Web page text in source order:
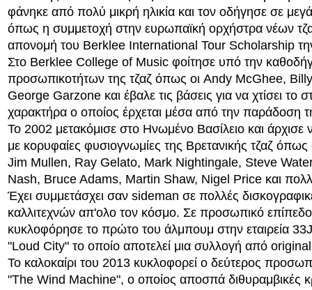
φάνηκε από πολύ μικρή ηλικία και τον οδήγησε σε
όπως η συμμετοχή στην ευρωπαϊκή ορχήστρα νέων
απονομή του Berklee International Tour Scholarship την
Στο Berklee College of Music φοίτησε υπό την
προσωπικοτήτων της τζαζ όπως οι Andy McGhee,
George Garzone και έβαλε τις βάσεις για να χτίσει το
χαρακτήρα ο οποίος έρχεται μέσα από την παράδοση
Το 2002 μετακόμισε στο Ηνωμένο Βασίλειο και άρχισε
με κορυφαίες φυσιογνωμίες της Βρετανικής τζαζ
Jim Mullen, Ray Gelato, Mark Nightingale, Steve
Nash, Bruce Adams, Martin Shaw, Nigel Price και
Έχει συμμετάσχει σαν sideman σε πολλές
καλλιτεχνών απ'ολο τον κόσμο. Σε προσωπικό
κυκλοφόρησε το πρώτο του άλμπουμ στην εταιρεία
"Loud City" το οποίο αποτελεί μια συλλογή από
Το καλοκαίρι του 2013 κυκλοφορεί ο δεύτερος
"The Wind Machine", ο οποίος αποσπά διθυραμβικές